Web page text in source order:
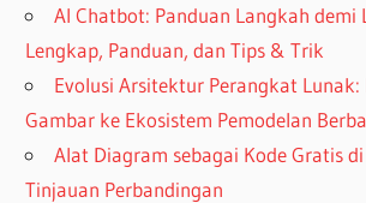
AI Chatbot: Panduan Langkah demi
Lengkap, Panduan, dan Tips & Trik
Evolusi Arsitektur Perangkat Lunak:
Gambar ke Ekosistem Pemodelan
Alat Diagram sebagai Kode Gratis
Tinjauan Perbandingan